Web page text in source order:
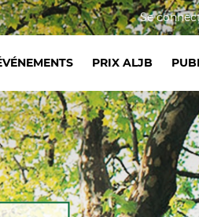
Menu
du
de
Se
PRIX ALJB